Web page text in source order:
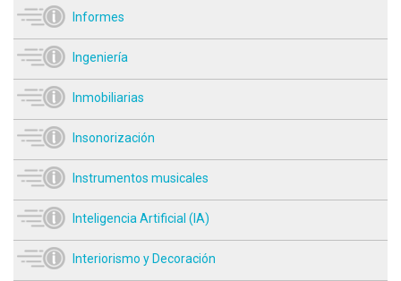
Informes
Ingeniería
Inmobiliarias
Insonorización
Instrumentos musicales
Inteligencia Artificial (IA)
Interiorismo y Decoración